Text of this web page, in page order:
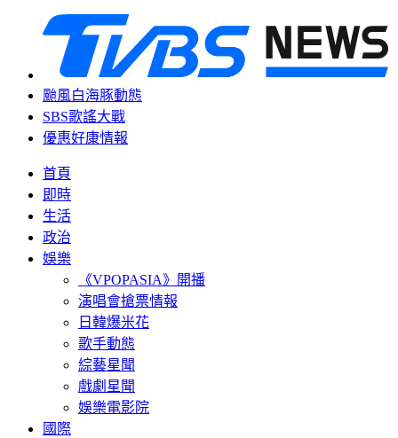
颱風白海豚動態
SBS歌謠大戰
優惠好康情報
首頁
即時
生活
政治
娛樂
《VPOPASIA》開播
演唱會搶票情報
日韓爆米花
歌手動態
綜藝星聞
戲劇星聞
娛樂電影院
國際